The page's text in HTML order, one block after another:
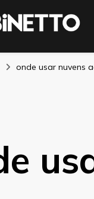
onde usar nuvens